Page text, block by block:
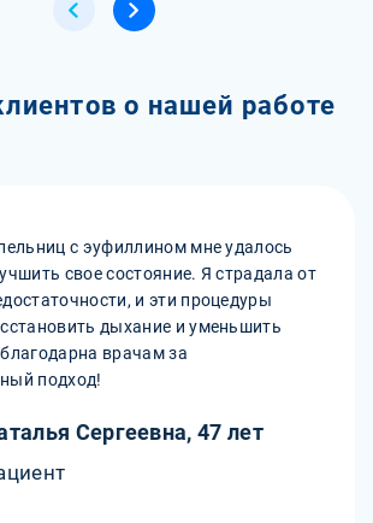
о нашей работе
с эуфиллином мне удалось
свое состояние. Я страдала от
и эти процедуры
дыхание и уменьшить
врачам за
подход!
Сергеевна, 47 лет